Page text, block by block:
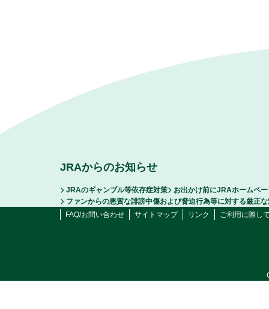
JRAからのお知らせ
JRAのギャンブル等依存症対策
お出かけ前にJRAホームペ
ファンからの悪質な誹謗中傷および脅迫行為等に対する厳正
FAQ/お問い合わせ
サイトマップ リンク ご利用に際し